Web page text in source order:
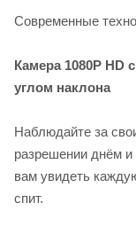
Современные
Камера 1080P
углом наклона
Наблюдайте за
разрешении днём
вам увидеть
спит.